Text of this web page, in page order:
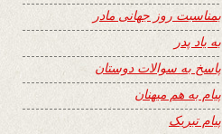
بمناسبت روز جهانی مادر
به یاد پدر
پاسخ به سوالات دوستان
پیام به هم میهنان
پیام تبریک